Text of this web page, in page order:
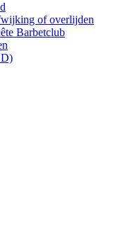
of overlijden
Barbetclub